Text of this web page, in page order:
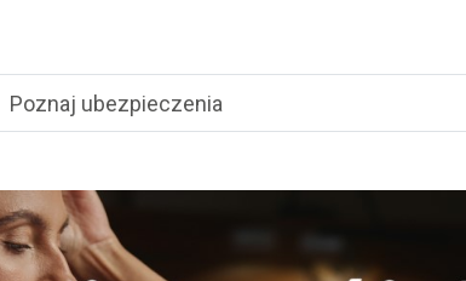
Poznaj ubezpieczenia